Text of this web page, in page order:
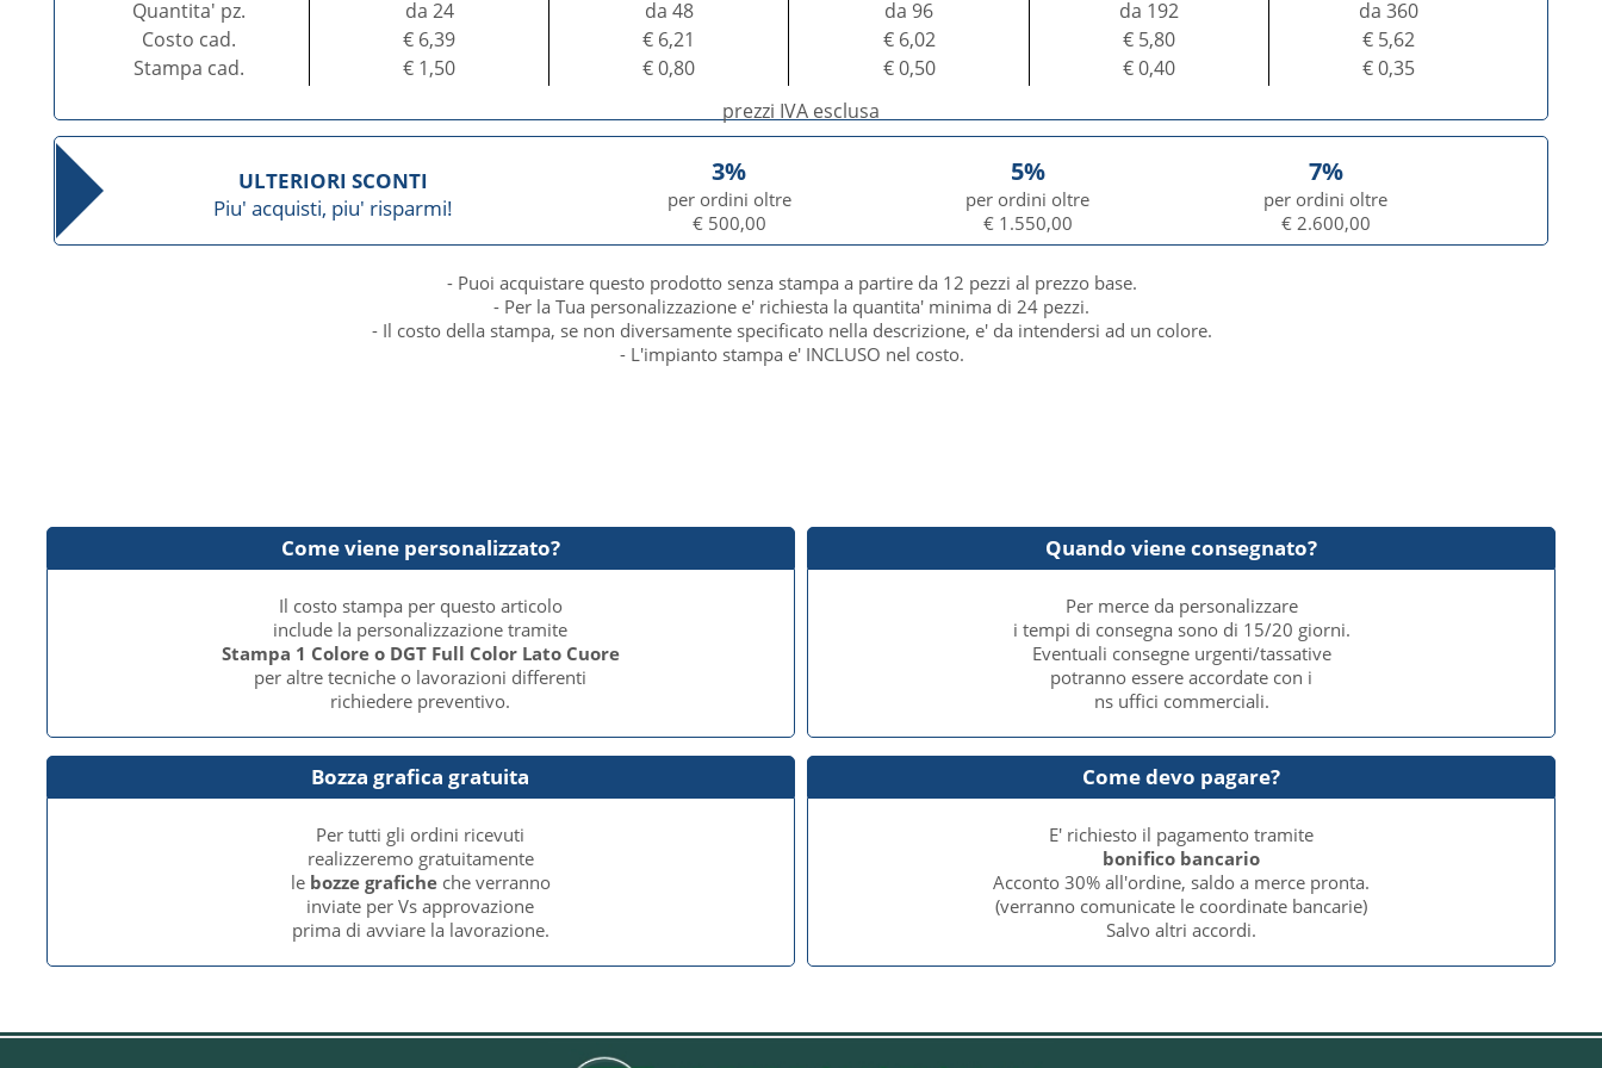
Quantita' pz.
Costo cad.
Stampa cad.
da 24
€ 6,39
€ 1,50
da 48
€ 6,21
€ 0,80
da 96
€ 6,02
€ 0,50
da 192
€ 5,80
€ 0,40
da 360
€ 5,62
€ 0,35
prezzi IVA esclusa
ULTERIORI SCONTI
Piu' acquisti, piu' risparmi!
3%
per ordini oltre
€ 500,00
5%
per ordini oltre
€ 1.550,00
7%
per ordini oltre
€ 2.600,00
- Puoi acquistare questo prodotto senza stampa a partire da 12 pezzi al prezzo base.
- Per la Tua personalizzazione e' richiesta la quantita' minima di 24 pezzi.
- Il costo della stampa, se non diversamente specificato nella descrizione, e' da intendersi ad un colore.
- L'impianto stampa e' INCLUSO nel costo.
Come viene personalizzato?
Il costo stampa per questo articolo
include la personalizzazione tramite
Stampa 1 Colore o DGT Full Color Lato Cuore
per altre tecniche o lavorazioni differenti
richiedere preventivo.
Quando viene consegnato?
Per merce da personalizzare
i tempi di consegna sono di 15/20 giorni.
Eventuali consegne urgenti/tassative
potranno essere accordate con i
ns uffici commerciali.
Bozza grafica gratuita
Per tutti gli ordini ricevuti
realizzeremo gratuitamente
le bozze graficheche verranno
inviate per Vs approvazione
prima di avviare la lavorazione.
Come devo pagare?
E' richiesto il pagamento tramite
bonifico bancario
Acconto 30% all'ordine, saldo a merce pronta.
(verranno comunicate le coordinate bancarie)
Salvo altri accordi.